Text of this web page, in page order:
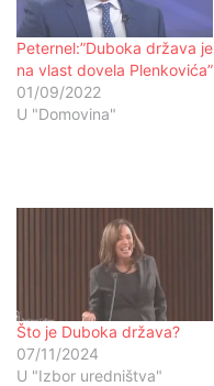
Peternel:”Duboka država je
na vlast dovela Plenkovića”
01/09/2022
U "Domovina"
Što je Duboka država?
07/11/2024
U "Izbor uredništva"